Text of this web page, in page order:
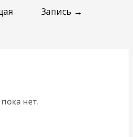
Запись →
нет.